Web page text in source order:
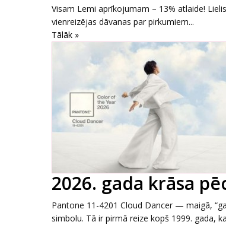
Visam Lemi aprīkojumam – 13% atlaide!
vienreizējas dāvanas par pirkumiem...
Tālāk »
2026. gada krāsa
Pantone 11-4201 Cloud Dancer — maigā,
simbolu. Tā ir pirmā reize kopš 1999. gada,